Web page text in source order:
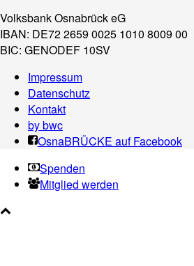
Volksbank Osnabrück eG
IBAN: DE72 2659 0025 1010 8009 00
BIC: GENODEF 10SV
Impressum
Datenschutz
Kontakt
by bwc
OsnaBRÜCKE auf Facebook
Spenden
Mitglied werden